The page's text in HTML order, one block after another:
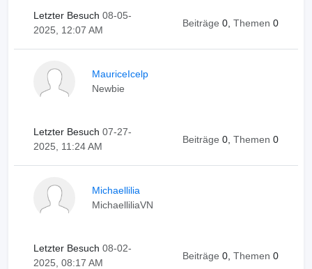
Letzter Besuch 08-05-
2025, 12:07 AM
Beiträge 0, Themen 0
MauriceIcelp
Newbie
Letzter Besuch 07-27-
2025, 11:24 AM
Beiträge 0, Themen 0
Michaellilia
MichaelliliaVN
Letzter Besuch 08-02-
2025, 08:17 AM
Beiträge 0, Themen 0